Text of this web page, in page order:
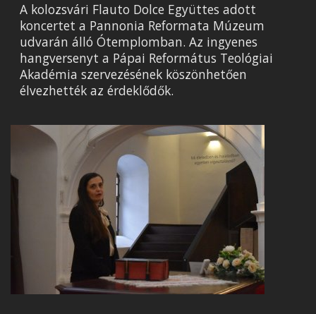
A kolozsvári Flauto Dolce Együttes adott
koncertet a Pannonia Reformata Múzeum
udvarán álló Ótemplomban. Az ingyenes
hangversenyt a Pápai Református Teológiai
Akadémia szervezésének köszönhetően
élvezhették az érdeklődők.